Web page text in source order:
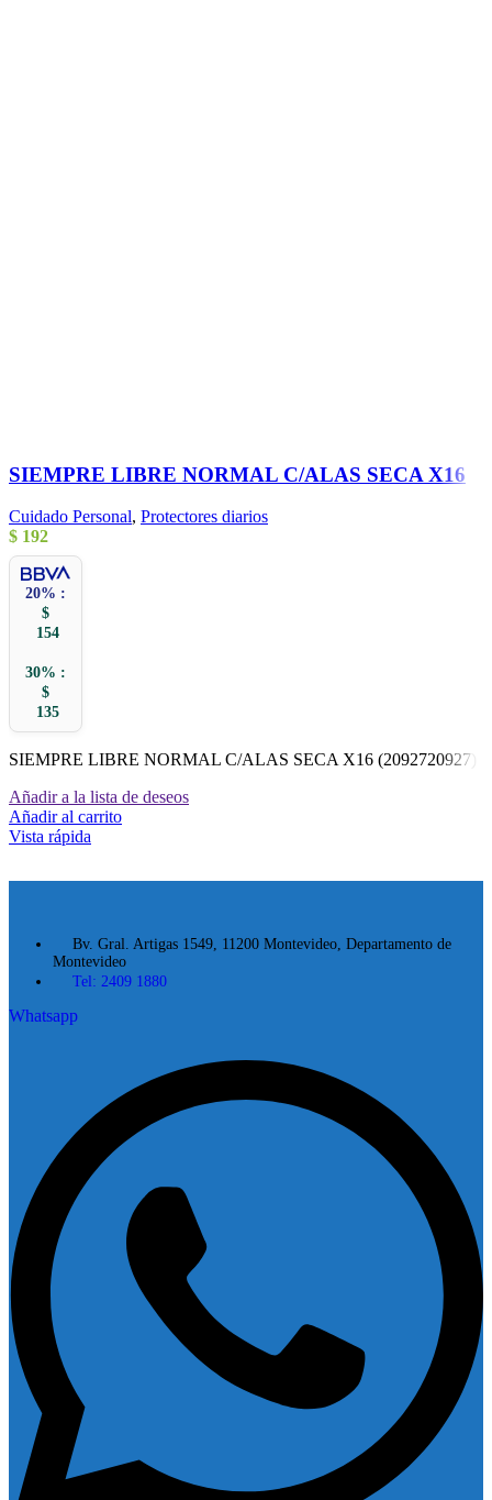
SIEMPRE LIBRE NORMAL C/ALAS SECA X16
Cuidado Personal, Protectores diarios
$ 192
20% :
$
154
30% :
$
135
SIEMPRE LIBRE NORMAL C/ALAS SECA X16 (2092720927)
Añadir a la lista de deseos
Añadir al carrito
Vista rápida
Bv. Gral. Artigas 1549, 11200 Montevideo, Departamento de
Montevideo
Tel: 2409 1880
Whatsapp